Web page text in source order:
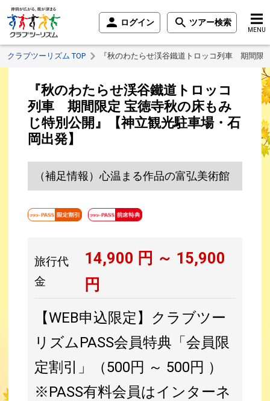
ログイン ツアー検索
MENU
クラブツーリズム TOP 『秋のわたらせ渓谷鐵道トロッコ列車 期間限
『秋のわたらせ渓谷鐵道トロッコ
列車 期間限定 宝徳寺秋の床もみ
じ特別公開』【神立観光駐車場・石
岡出発】
（補足情報）心温まる作品の富弘美術館
旅行代
金
14,900 円 ～ 15,900
円
【WEB申込限定】クラブツー
リズムPASS会員特典「会員限
定割引」（500円 ～ 500円 ）
※PASS有料会員はインターネ